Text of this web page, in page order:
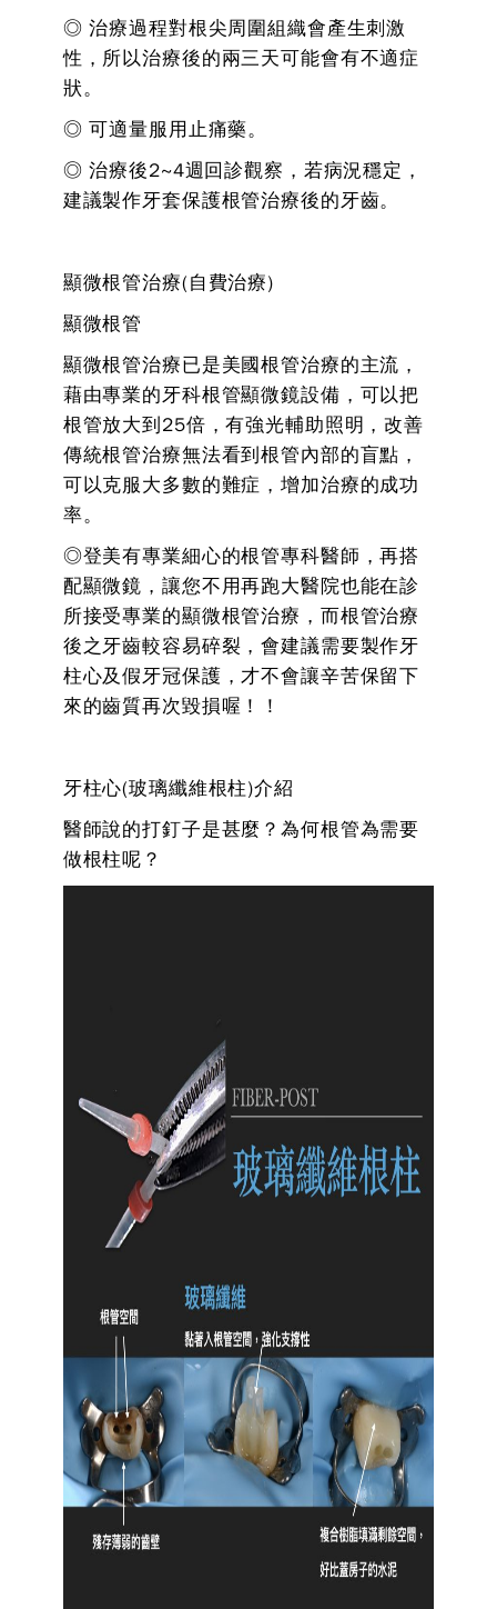
◎ 治療過程對根尖周圍組織會產生刺激
性，所以治療後的兩三天可能會有不適症
狀。
◎ 可適量服用止痛藥。
◎ 治療後2~4週回診觀察，若病況穩定，
建議製作牙套保護根管治療後的牙齒。
顯微根管治療(自費治療)
顯微根管
顯微根管治療已是美國根管治療的主流，
藉由專業的牙科根管顯微鏡設備，可以把
根管放大到25倍，有強光輔助照明，改善
傳統根管治療無法看到根管內部的盲點，
可以克服大多數的難症，增加治療的成功
率。
◎登美有專業細心的根管專科醫師，再搭
配顯微鏡，讓您不用再跑大醫院也能在診
所接受專業的顯微根管治療，而根管治療
後之牙齒較容易碎裂，會建議需要製作牙
柱心及假牙冠保護，才不會讓辛苦保留下
來的齒質再次毀損喔！！
牙柱心(玻璃纖維根柱)介紹
醫師說的打釘子是甚麼？為何根管為需要
做根柱呢？